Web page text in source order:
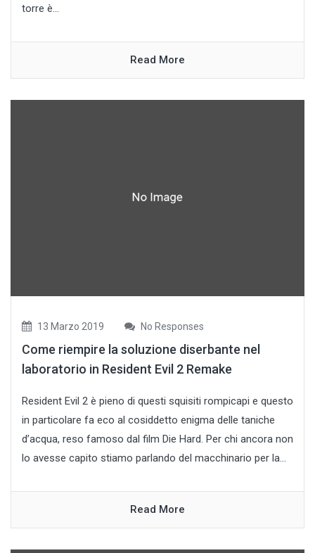
torre è...
Read More
13 Marzo 2019 No Responses
Come riempire la soluzione diserbante nel
laboratorio in Resident Evil 2 Remake
Resident Evil 2 è pieno di questi squisiti rompicapi e questo
in particolare fa eco al cosiddetto enigma delle taniche
d’acqua, reso famoso dal film Die Hard. Per chi ancora non
lo avesse capito stiamo parlando del macchinario per la...
Read More